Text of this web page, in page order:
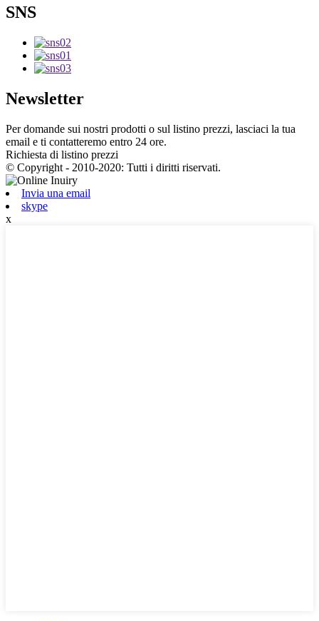
SNS
Newsletter
Per domande sui nostri prodotti o sul listino prezzi, lasciaci la tua
email e ti contatteremo entro 24 ore.
Richiesta di listino prezzi
© Copyright - 2010-2020: Tutti i diritti riservati.
Invia una email
skype
x